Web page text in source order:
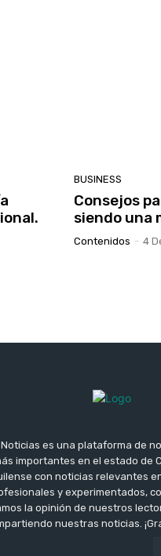
BUSINESS
Consejos
siendo una
Contenidos - 4
es una plataforma de
importantes en el estado de
con noticias relevantes
y experimentados,
la opinión de nuestros
nuestras noticias.